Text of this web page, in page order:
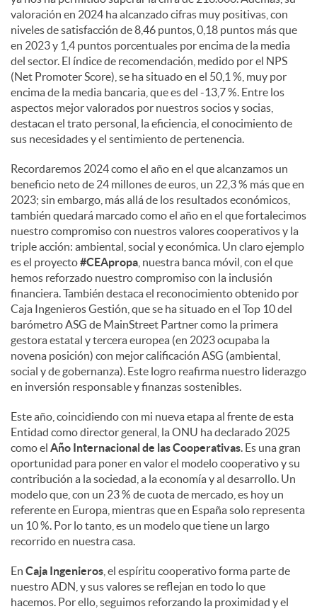
e
s
valoración en 2024 ha alcanzado cifras muy positivas, con
niveles de satisfacción de 8,46 puntos, 0,18 puntos más que
en 2023 y 1,4 puntos porcentuales por encima de la media
del sector. El índice de recomendación, medido por el NPS
(Net Promoter Score), se ha situado en el 50,1 %, muy por
encima de la media bancaria, que es del -13,7 %. Entre los
aspectos mejor valorados por nuestros socios y socias,
destacan el trato personal, la eficiencia, el conocimiento de
sus necesidades y el sentimiento de pertenencia.
Recordaremos 2024 como el año en el que alcanzamos un
beneficio neto de 24 millones de euros, un 22,3 % más que en
2023; sin embargo, más allá de los resultados económicos,
también quedará marcado como el año en el que fortalecimos
nuestro compromiso con nuestros valores cooperativos y la
triple acción: ambiental, social y económica. Un claro ejemplo
es el proyecto#CEApropa , nuestra banca móvil, con el que
hemos reforzado nuestro compromiso con la inclusión
financiera. También destaca el reconocimiento obtenido por
Caja Ingenieros Gestión, que se ha situado en el Top 10 del
barómetro ASG de MainStreet Partner como la primera
gestora estatal y tercera europea (en 2023 ocupaba la
novena posición) con mejor calificación ASG (ambiental,
social y de gobernanza). Este logro reafirma nuestro liderazgo
en inversión responsable y finanzas sostenibles.
Este año, coincidiendo con mi nueva etapa al frente de esta
Entidad como director general, la ONU ha declarado 2025
como el Año Internacional de las Cooperativas. Es una gran
oportunidad para poner en valor el modelo cooperativo y su
contribución a la sociedad, a la economía y al desarrollo. Un
modelo que, con un 23 % de cuota de mercado, es hoy un
referente en Europa, mientras que en España solo representa
un 10 %. Por lo tanto, es un modelo que tiene un largo
recorrido en nuestra casa.
En Caja Ingenieros , el espíritu cooperativo forma parte de
nuestro ADN, y sus valores se reflejan en todo lo que
hacemos. Por ello, seguimos reforzando la proximidad y el